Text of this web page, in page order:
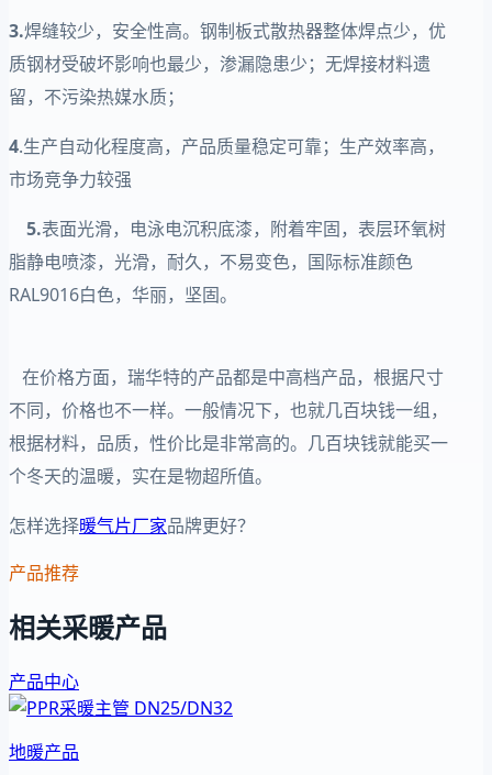
3.焊缝较少，安全性高。钢制板式散热器整体焊点少，优
质钢材受破坏影响也最少，渗漏隐患少；无焊接材料遗
留，不污染热媒水质；
4.生产自动化程度高，产品质量稳定可靠；生产效率高，
市场竞争力较强
5.表面光滑，电泳电沉积底漆，附着牢固，表层环氧树
脂静电喷漆，光滑，耐久，不易变色，国际标准颜色
RAL9016白色，华丽，坚固。
在价格方面，瑞华特的产品都是中高档产品，根据尺寸
不同，价格也不一样。一般情况下，也就几百块钱一组，
根据材料，品质，性价比是非常高的。几百块钱就能买一
个冬天的温暖，实在是物超所值。
怎样选择暖气片厂家品牌更好？
产品推荐
相关采暖产品
产品中心
地暖产品